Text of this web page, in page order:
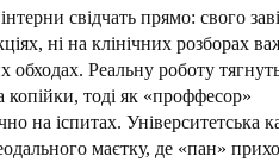
свідчать прямо: свого
ні на клінічних розборах
обходах. Реальну роботу
копійки, тоді як «проффесор»
на іспитах. Університетська
маєтку, де «пан»